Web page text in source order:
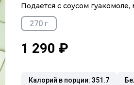
Подается с соусом
270 г
1 290 ₽
Калорий в порции: 351.7